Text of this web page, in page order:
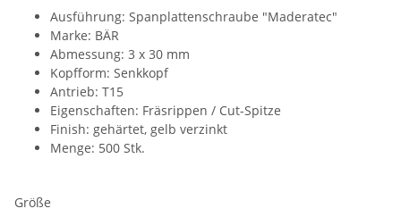
Ausführung: Spanplattenschraube "Maderatec"
Marke: BÄR
Abmessung: 3 x 30 mm
Kopfform: Senkkopf
Antrieb: T15
Eigenschaften: Fräsrippen / Cut-Spitze
Finish: gehärtet, gelb verzinkt
Menge: 500 Stk.
Größe